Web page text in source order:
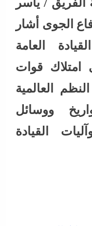
الجوى أشار
العامة
امتلاك قوات
العالمية
ووسائل
القيادة